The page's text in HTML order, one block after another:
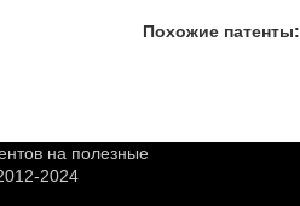
Похожие патенты:
на полезные
2024